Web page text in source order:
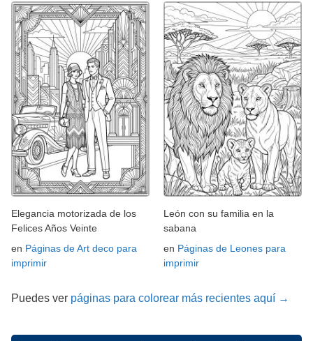
Elegancia motorizada de los
Felices Años Veinte
en Páginas de Art deco para
imprimir
León con su familia en la
sabana
en Páginas de Leones para
imprimir
Puedes ver páginas para colorear más recientes aquí →